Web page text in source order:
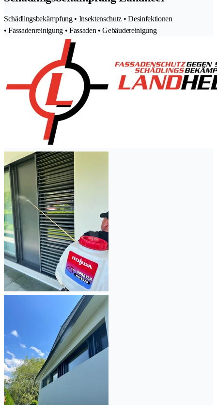
Schädlingsbekämpfung • Insektenschutz • Desinfektionen
• Fassadenreinigung • Fassaden • Gebäudereinigung